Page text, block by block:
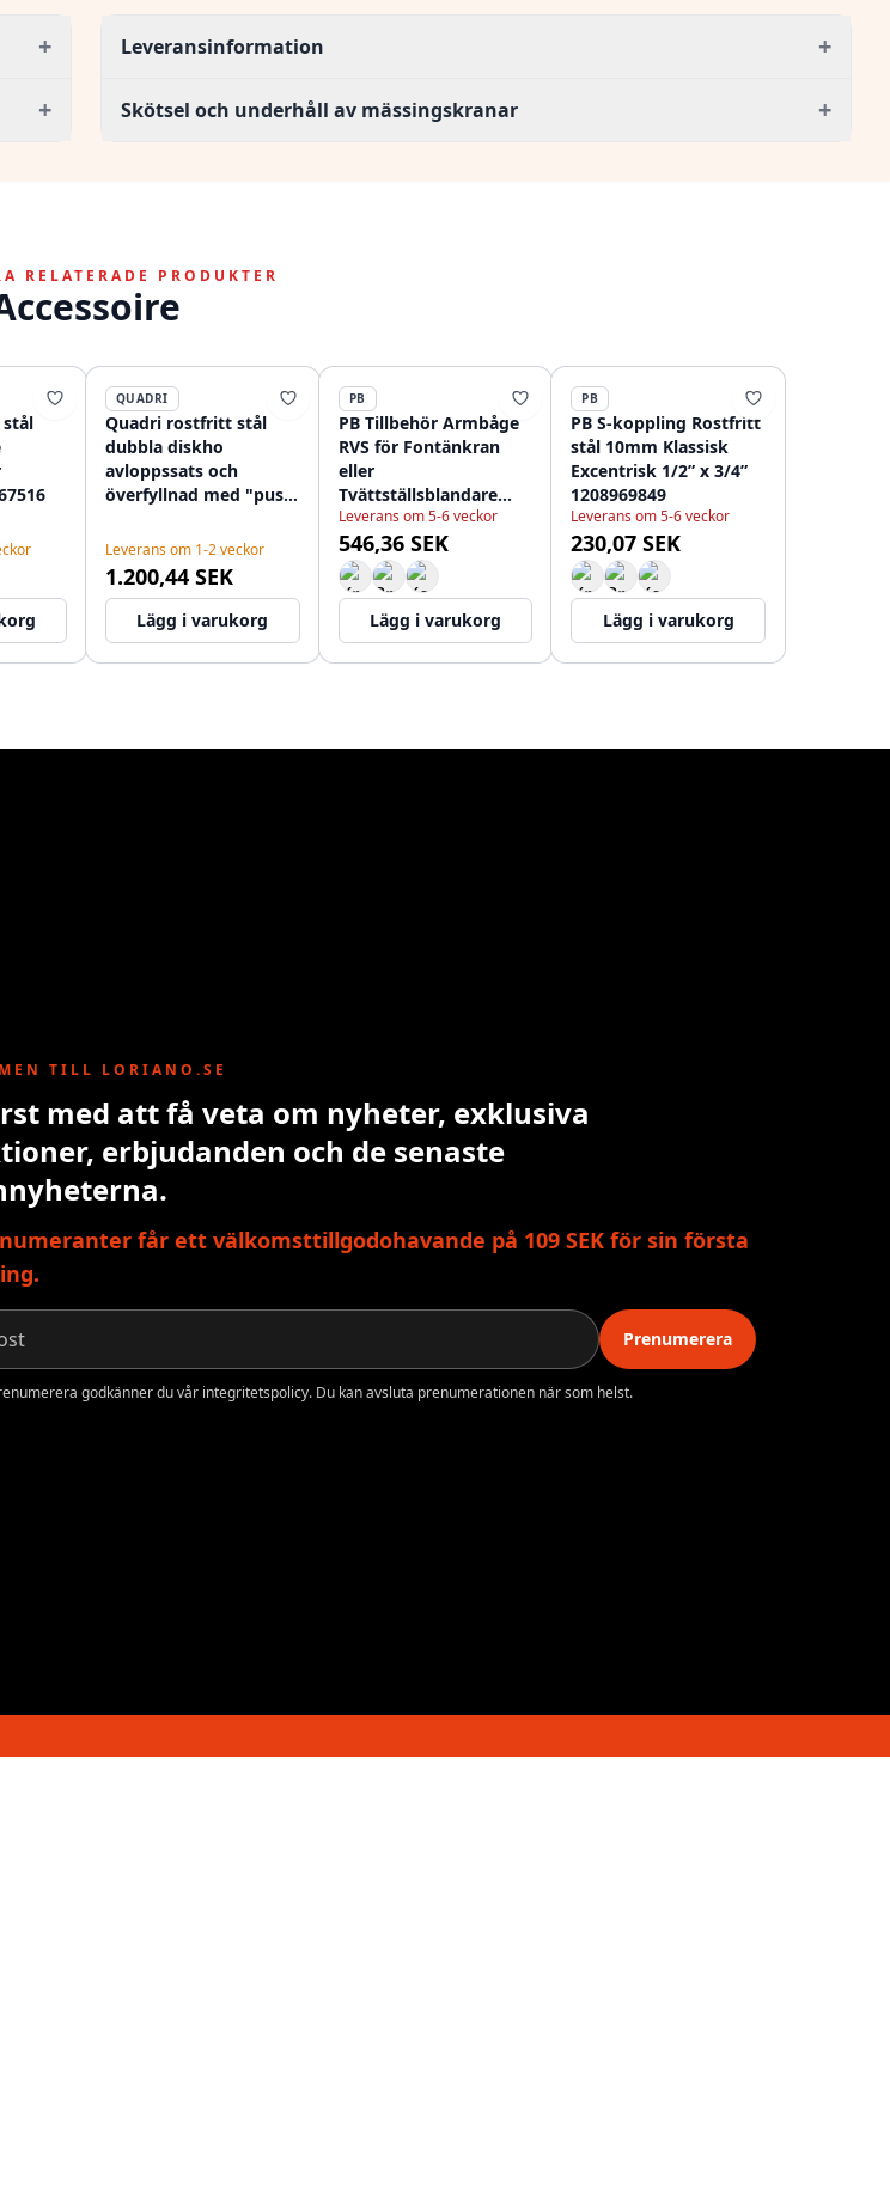
+
+
Leveransinformation +
Skötsel och underhåll av mässingskranar +
RELATERADE PRODUKTER
QUADRI
Quadri rostfritt stål
dubbla diskho
avloppssats och
överfyllnad med "push
rostfritt stål
1208967591
Leverans om 1-2 veckor
1.200,44 SEK
Lägg i varukorg
PB
PB Tillbehör Armbåge
RVS för Fontänkran
eller
Tvättställsblandare
1208969843
Leverans om 5-6 veckor
546,36 SEK
Lägg i varukorg
PB
PB S-koppling Rostfritt
stål 10mm Klassisk
Excentrisk 1/2” x 3/4”
1208969849
Leverans om 5-6 veckor
230,07 SEK
Lägg i varukorg
TILL LORIANO.SE
med att få veta om nyheter, exklusiva
erbjudanden och de senaste
får ett välkomsttillgodohavande på 109 SEK för sin första
Prenumerera
godkänner du vår integritetspolicy. Du kan avsluta prenumerationen när som helst.